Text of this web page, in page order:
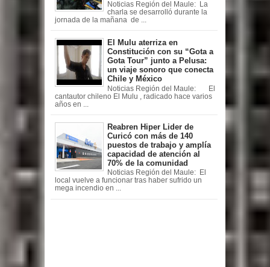
Noticias Región del Maule: La
charla se desarrolló durante la
jornada de la mañana de ...
El Mulu aterriza en
Constitución con su “Gota a
Gota Tour” junto a Pelusa:
un viaje sonoro que conecta
Chile y México
Noticias Región del Maule: El
cantautor chileno El Mulu , radicado hace varios
años en ...
Reabren Hiper Lider de
Curicó con más de 140
puestos de trabajo y amplía
capacidad de atención al
70% de la comunidad
Noticias Región del Maule: El
local vuelve a funcionar tras haber sufrido un
mega incendio en ...